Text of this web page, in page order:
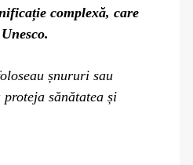
complexă, care
șnururi sau
sănătatea și